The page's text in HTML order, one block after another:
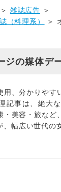
＞ 雑誌広告 ＞
（料理系）
＞
ジの媒体デ
用、分かりや
記事は、絶大
・美容・旅など
幅広い世代の